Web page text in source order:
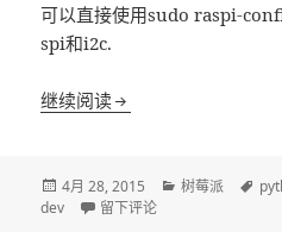
可以直接使用sudo raspi-
spi和i2c.
继续阅读树莓派2使用SPI接
发
布
4月 28, 2015
分
树莓派
标
dev
于树莓派2使用SPI接口
留下评论